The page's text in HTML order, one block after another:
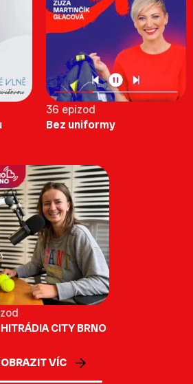
36 epizod
Bez uniformy
CITY BRNO
VÍC